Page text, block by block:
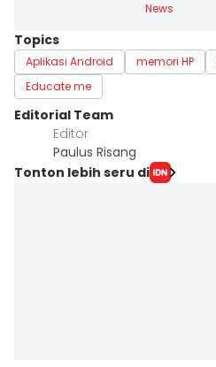
News
Topics
Aplikasi Android memori HP
Educate me
Editorial Team
Editor
Paulus Risang
Tonton lebih seru di